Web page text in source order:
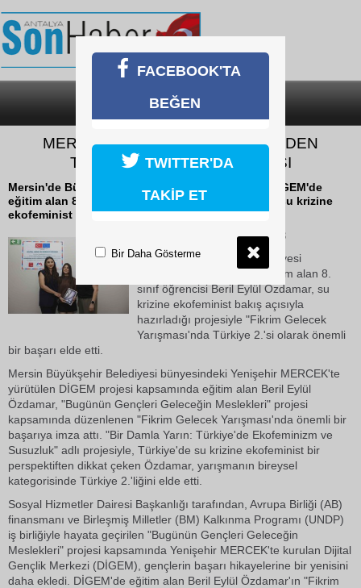
SON DAKİKA
MERSİN’DE DİGEM ÖĞRENCİSİNDEN
TÜRKİYE İKİNCİLİĞİ BAŞARISI
Mersin'de Büyükşehir Belediyesi bünyesindeki DİGEM'de
eğitim alan 8. sınıf öğrencisi Beril Eylül Özdamar, su krizine
ekofeminist bakış açısıyla...
23 Mayıs 2026 Cumartesi 10:48
Mersin'de Büyükşehir Belediyesi
bünyesindeki DİGEM'de eğitim alan 8.
sınıf öğrencisi Beril Eylül Özdamar, su
krizine ekofeminist bakış açısıyla
hazırladığı projesiyle "Fikrim Gelecek
Yarışması'nda Türkiye 2.'si olarak önemli
bir başarı elde etti.
Mersin Büyükşehir Belediyesi bünyesindeki Yenişehir MERCEK'te
yürütülen DİGEM projesi kapsamında eğitim alan Beril Eylül
Özdamar, "Bugünün Gençleri Geleceğin Meslekleri" projesi
kapsamında düzenlenen "Fikrim Gelecek Yarışması'nda önemli bir
başarıya imza attı. "Bir Damla Yarın: Türkiye'de Ekofeminizm ve
Susuzluk" adlı projesiyle, Türkiye'de su krizine ekofeminist bir
perspektiften dikkat çeken Özdamar, yarışmanın bireysel
kategorisinde Türkiye 2.'liğini elde etti.
Sosyal Hizmetler Dairesi Başkanlığı tarafından, Avrupa Birliği (AB)
finansmanı ve Birleşmiş Milletler (BM) Kalkınma Programı (UNDP)
iş birliğiyle hayata geçirilen "Bugünün Gençleri Geleceğin
Meslekleri" projesi kapsamında Yenişehir MERCEK'te kurulan Dijital
Gençlik Merkezi (DİGEM), gençlerin başarı hikayelerine bir yenisini
daha ekledi. DİGEM'de eğitim alan Beril Eylül Özdamar'ın "Fikrim
FACEBOOK'TA
BEĞEN
TWITTER'DA
TAKİP ET
Bir Daha Gösterme